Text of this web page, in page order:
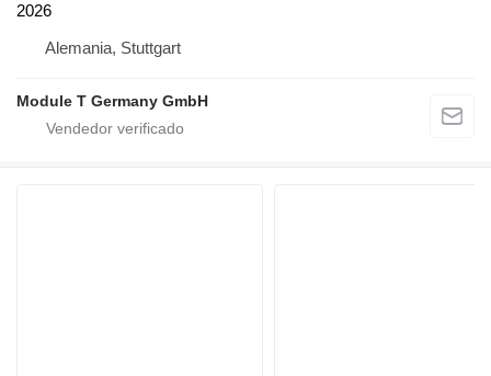
2026
Alemania, Stuttgart
Module T Germany GmbH